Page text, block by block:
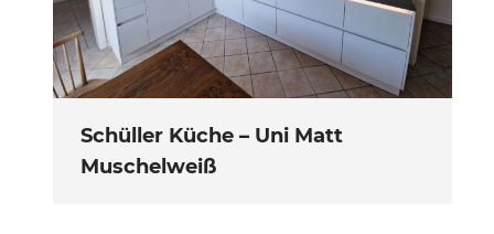
Schüller Küche – Uni Matt
Muschelweiß